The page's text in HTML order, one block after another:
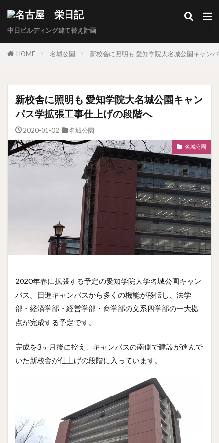
中日ビルディング建て替え計画
HOME 名城公園 新校舎に照明も 愛知学院大名城公園キャン
新校舎に照明も 愛知学院大名城公園キャン
パス学拡張工事仕上げの段階へ
2020-01-02 名城公園
名城公園
2020年春に拡張する予定の愛知学院大学名城公園キャン
パス。日進キャンパスから多くの機能が移転し、法学
部・経済学部・経営学部・商学部の文系四学部の一大拠
点が完成する予定です。
完成を3ヶ月後に控え、キャンパスの南側で建設が進んで
いた新校舎が仕上げの段階に入っています。